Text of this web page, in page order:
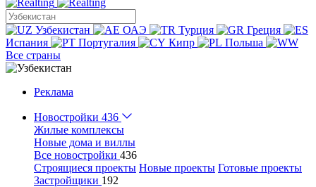
Узбекистан ОАЭ Турция
Греция
Испания
Португалия Кипр
Польша
Все страны
Реклама
Новостройки 436
Жилые комплексы
Новые дома и виллы
Все новостройки 436
Строящиеся проекты Новые проекты Готовые проекты
Застройщики 192